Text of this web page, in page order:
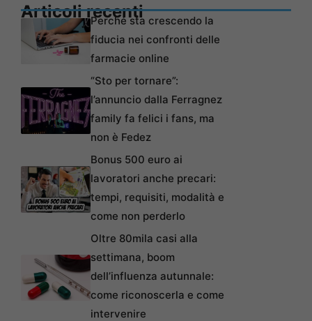
Articoli recentiPerché sta crescendo la
fiducia nei confronti delle
farmacie online
“Sto per tornare”:
l’annuncio dalla Ferragnez
family fa felici i fans, ma
non è Fedez
Bonus 500 euro ai
lavoratori anche precari:
tempi, requisiti, modalità e
come non perderlo
Oltre 80mila casi alla
settimana, boom
dell’influenza autunnale:
come riconoscerla e come
intervenire